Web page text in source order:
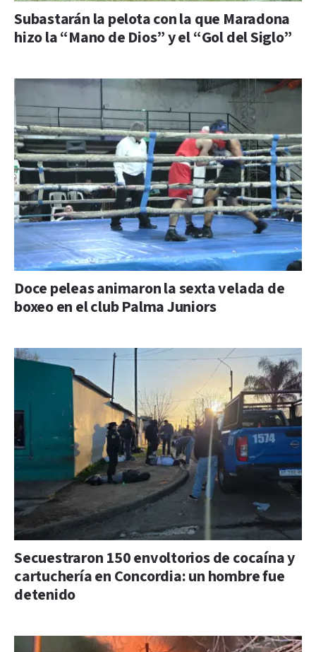
Subastarán la pelota con la que Maradona
hizo la “Mano de Dios” y el “Gol del Siglo”
Doce peleas animaron la sexta velada de
boxeo en el club Palma Juniors
Secuestraron 150 envoltorios de cocaína y
cartuchería en Concordia: un hombre fue
detenido